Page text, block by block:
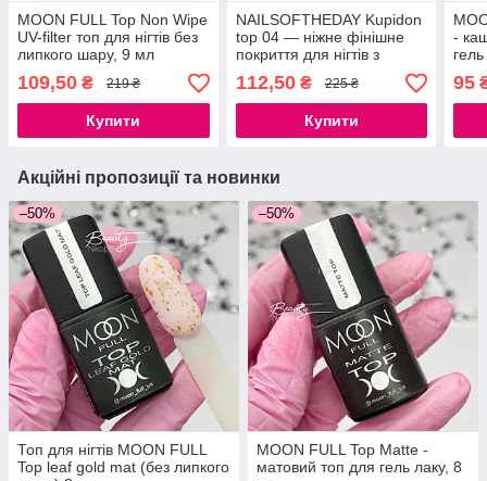
MOON FULL Top Non Wipe
UV-filter топ для нігтів без
липкого шару, 9 мл
109,50 ₴ 219 ₴
Купити
NAILSOFTHEDAY Kupidon
top 04 — ніжне фінішне
покриття для нігтів з
голографічними
сердечками, без липкого
шару, 10 мл
112,50₴ 225 ₴
Купити
-
95
Акційні пропозиції та новинки
–50%
Топ для нігтів MOON FULL
Top leaf gold mat (без липкого
–50%
MOON FULL Top Matte -
матовий топ для гель лаку, 8